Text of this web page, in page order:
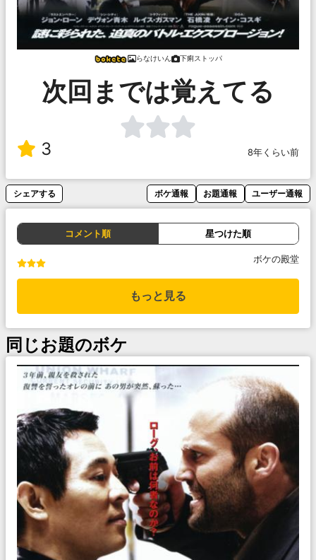
らなけいん 下痢ストッパ
次回までは覚えてる
3 8年くらい前
シェアする ボケ通報 お題通報 ユーザー通報
コメント順 星つけた順
ボケの殿堂
もっと見る
同じお題のボケ